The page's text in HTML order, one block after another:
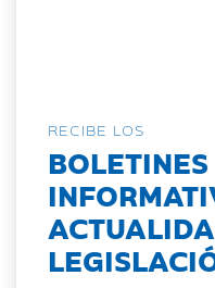
RECIBE LOS
BOLETINES